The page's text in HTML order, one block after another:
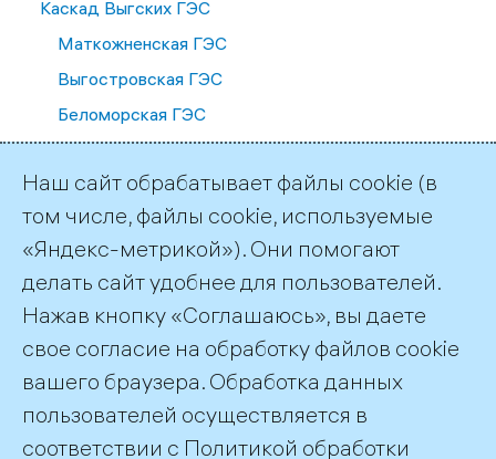
Каскад Выгских ГЭС
Маткожненская ГЭС
Выгостровская ГЭС
Беломорская ГЭС
Палакоргская ГЭС
Каскад Кемских ГЭС
Путкинская ГЭС
Подужемская ГЭС
Юшкозерская ГЭС
Кривопорожская ГЭС
Каскад Сунских ГЭС
Кондопожская ГЭС
Пальеозерская ГЭС
Наш сайт обрабатывает файлы cookie (в
том числе, файлы cookie, используемые
«Яндекс-метрикой»). Они помогают
делать сайт удобнее для пользователей.
Нажав кнопку «Соглашаюсь», вы даете
свое согласие на обработку файлов cookie
вашего браузера. Обработка данных
пользователей осуществляется в
соответствии с Политикой обработки